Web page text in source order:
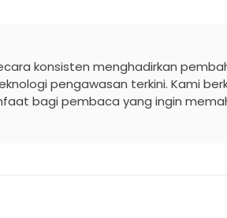
konsisten menghadirkan
pengawasan terkini. Kami
bagi pembaca yang ingin